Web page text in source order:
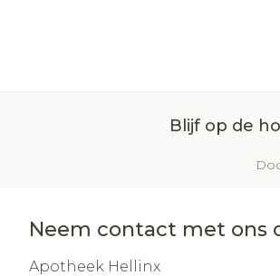
Blijf op de
Neem contact met ons
Apotheek Hellinx